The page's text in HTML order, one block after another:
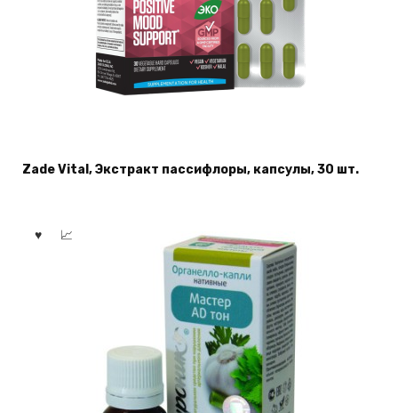
Zade Vital, Экстракт пассифлоры, капсулы, 30 шт.